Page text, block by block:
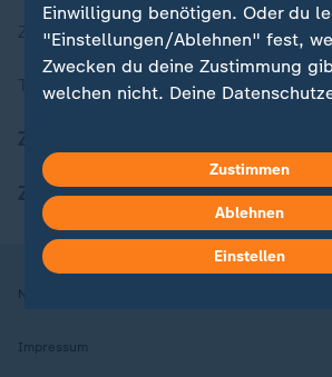
ZDFheute Stories
Themen im Überblick
ZDFheute Apps
Nutzungsbedingungen
Impressum
Einwilligung benötigen. Oder du
"Einstellungen/Ablehnen" fest,
Zwecken du deine Zustimmung
welchen nicht. Deine
Hier findest du das Impressum.
Weitere Informationen findest du
Datenschutzerklärung.
Zustimmen
Ablehnen
Einstellen